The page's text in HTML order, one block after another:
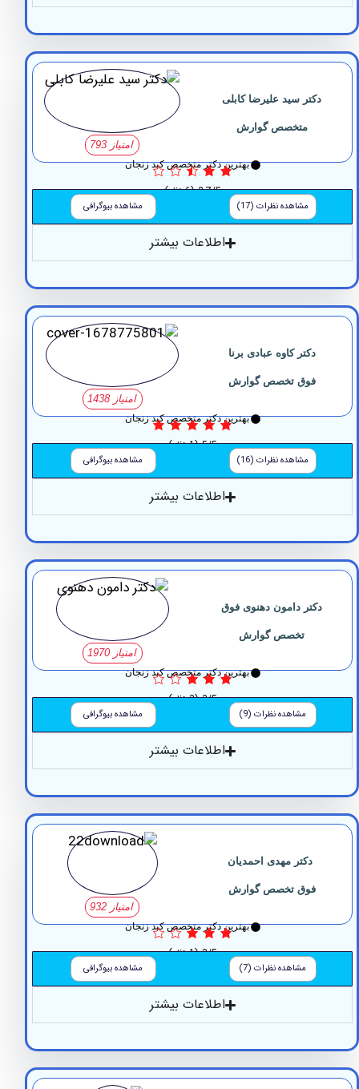
سید علیرضا کابلی
متخصص گوارش
بهترین دکتر متخصص کبد زنجان
2.7/5 (6 نظر)
مشاهده نظرات (17) مشاهده بیوگرافی
اطلاعات بیشتر
دکتر کاوه عبادی برنا
فوق تخصص گوارش
بهترین دکتر متخصص کبد زنجان
5/5 (1 نظر)
مشاهده نظرات (16) مشاهده بیوگرافی
اطلاعات بیشتر
دامون دهنوی فوق
تخصص گوارش
بهترین دکتر متخصص کبد زنجان
3/5 (3 نظر)
مشاهده نظرات (9) مشاهده بیوگرافی
اطلاعات بیشتر
دکتر مهدی احمدیان
فوق تخصص گوارش
بهترین دکتر متخصص کبد زنجان
3/5 (1 نظر)
مشاهده نظرات (7) مشاهده بیوگرافی
اطلاعات بیشتر